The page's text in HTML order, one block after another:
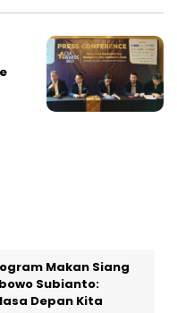
Makan Siang
Subianto:
Depan Kita